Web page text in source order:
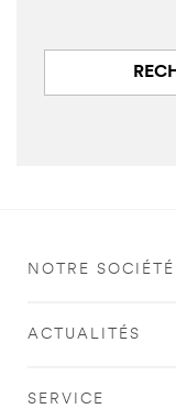
NOTRE SOCIÉTÉ
ACTUALITÉS
SERVICE